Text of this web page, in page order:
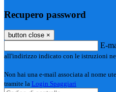
Recupero password
button close ×
E-
all'indirizzo indicato con le istruzioni
Non hai una e-mail associata al nome
tramite la Login Spaggiari